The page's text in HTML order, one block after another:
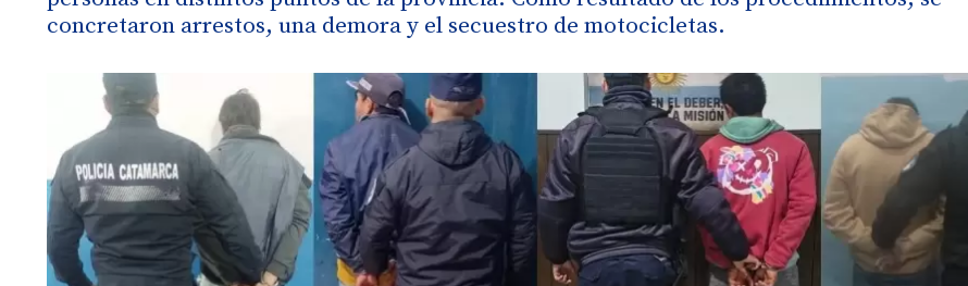
concretaron arrestos, una demora y el secuestro de motocicletas.